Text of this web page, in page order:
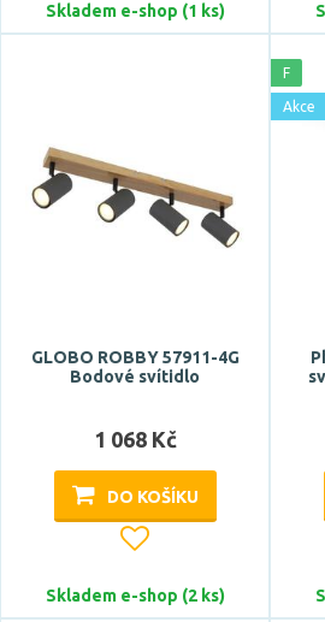
CRI
Stmívatelné
Úhel vyzařování
15 °
25 °
Skladem e-shop (1 ks)
GLOBO ROBBY 57911-4G
Bodové svítidlo
1 068 Kč
DO KOŠÍKU
Skladem e-shop (2 ks)
F
Akce